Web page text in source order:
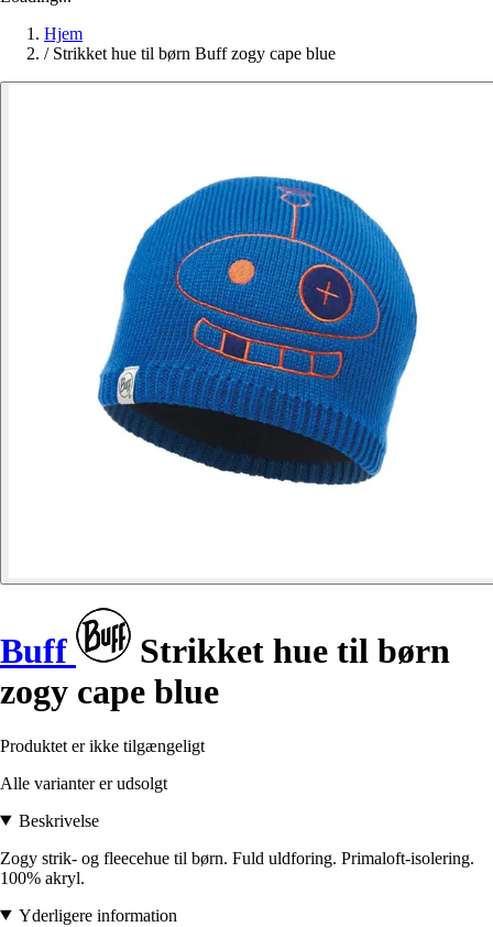
Hjem
/ Strikket hue til børn Buff zogy cape blue
Buff
Strikket hue til børn
zogy cape blue
Produktet er ikke tilgængeligt
Alle varianter er udsolgt
Beskrivelse
Zogy strik- og fleecehue til børn. Fuld uldforing. Primaloft-isolering.
100% akryl.
Yderligere information